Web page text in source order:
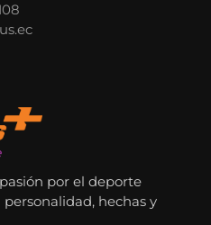
por el deporte
hechas y